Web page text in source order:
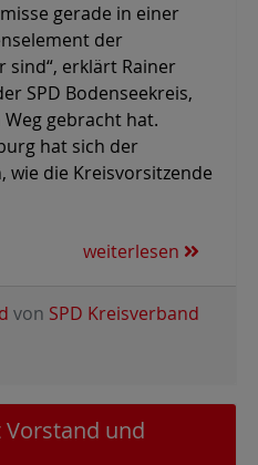
gerade in einer
der
erklärt Rainer
SPD Bodenseekreis,
gebracht hat.
hat sich der
wie die Kreisvorsitzende
weiterlesen
von SPD Kreisverband
Vorstand und